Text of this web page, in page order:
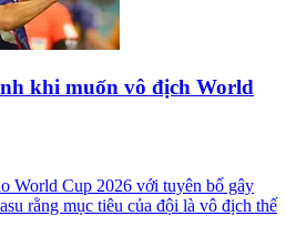
khi muốn vô địch World
World Cup 2026 với tuyên bố gây
rằng mục tiêu của đội là vô địch thế